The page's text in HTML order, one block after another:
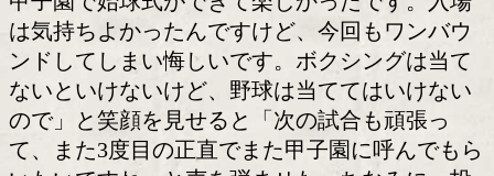
介(帝拳)が甲子園球場で始球式に登場し
神タイガースと読売ジャイアンツの伝
戦。放送は、読売テレビ・日本テレビ
国ネット(一部地域除く)14:55～16:53
継。